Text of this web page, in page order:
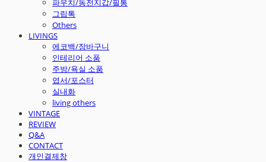
파우치/동전지갑/필통
그립톡
Others
LIVINGS
에코백/장바구니
인테리어 소품
주방/욕실 소품
엽서/포스터
실내화
living others
VINTAGE
REVIEW
Q&A
CONTACT
개인결제창